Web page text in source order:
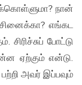
நான்
எங்கட
போட்டு
ஏற்கும் என்டு.
அவர் இப்பவும்